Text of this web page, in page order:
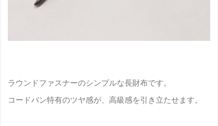
ラウンドファスナーのシンプルな長財布です。
コードバン特有のツヤ感が、高級感を引き立たせます。